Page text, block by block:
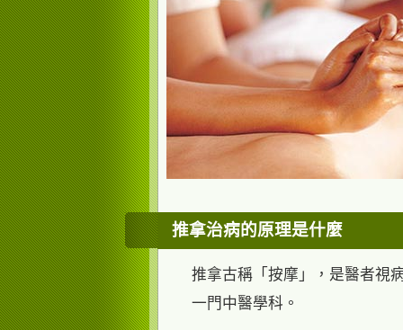
推拿治病的原理是什麼
推拿古稱「按摩」，是醫者視
一門中醫學科。